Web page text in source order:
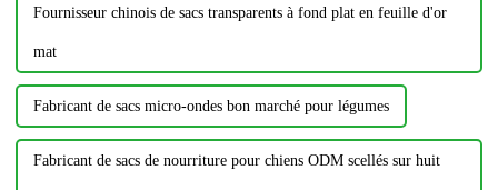
Fournisseur chinois de sacs transparents à fond plat en feuille d'or
mat
Fabricant de sacs micro-ondes bon marché pour légumes
Fabricant de sacs de nourriture pour chiens ODM scellés sur huit